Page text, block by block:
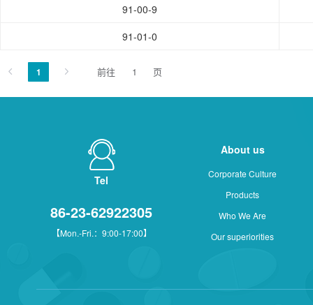
91-00-9
91-01-0
1 前往 页
Tel
86-23-62922305
【Mon.-Fri.：9:00-17:00】
About us
Corporate Culture
Products
Who We Are
Our superiorities